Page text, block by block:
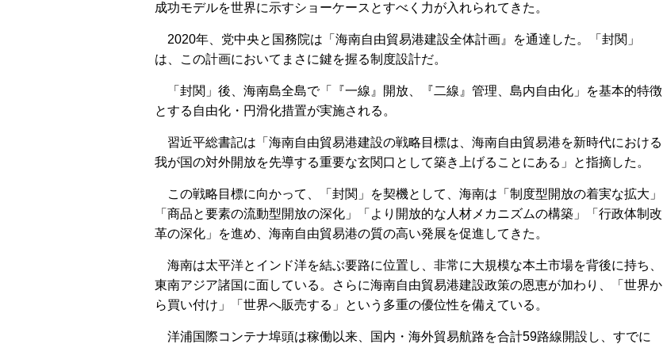
成功モデルを世界に示すショーケースとすべく力が入れられてきた。
2020年、党中央と国務院は「海南自由貿易港建設全体計画』を通達した。「封関」
は、この計画においてまさに鍵を握る制度設計だ。
「封関」後、海南島全島で「『一線』開放、『二線』管理、島内自由化」を基本的特徴
とする自由化・円滑化措置が実施される。
習近平総書記は「海南自由貿易港建設の戦略目標は、海南自由貿易港を新時代における
我が国の対外開放を先導する重要な玄関口として築き上げることにある」と指摘した。
この戦略目標に向かって、「封関」を契機として、海南は「制度型開放の着実な拡大」
「商品と要素の流動型開放の深化」「より開放的な人材メカニズムの構築」「行政体制改
革の深化」を進め、海南自由貿易港の質の高い発展を促進してきた。
海南は太平洋とインド洋を結ぶ要路に位置し、非常に大規模な本土市場を背後に持ち、
東南アジア諸国に面している。さらに海南自由貿易港建設政策の恩恵が加わり、「世界か
ら買い付け」「世界へ販売する」という多重の優位性を備えている。
洋浦国際コンテナ埠頭は稼働以来、国内・海外貿易航路を合計59路線開設し、すでに